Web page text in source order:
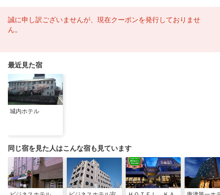
誠に申し訳ございませんが、現在クーポンを発行しておりませ
ん。
最近見た宿
城内ホテル
同じ宿を見た人はこんな宿も見ています